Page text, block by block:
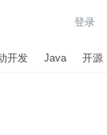
登录
开发 Java 开源